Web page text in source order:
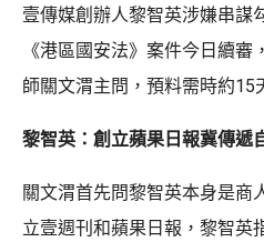
壹傳媒創辦人黎智英涉嫌串謀
《港區國安法》案件今日續
師關文渭主問，預料需時約15
黎智英：創立蘋果日報冀傳遞
關文渭首先問黎智英本身是商
立壹週刊和蘋果日報，黎智英